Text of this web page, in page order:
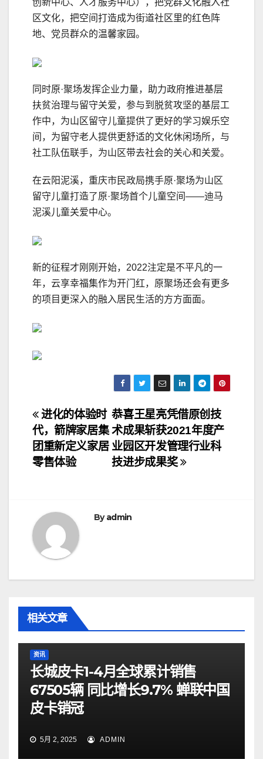
创新中心、人才服务中心），把党群文化融入社
区文化，把空间打造成为街道社区里的红色阵
地、党员群众的温馨家园。
同时原·聚场发挥企业力量，助力政府推进基层
扶贫治理与留守关爱，参与到脱贫攻坚的基层工
作中，为山区留守儿童提供了更好的学习娱乐空
间，为留守老人提供更舒适的文化休闲场所，与
社工队伍联手，为山区带去社会的关心和关爱。
在云阳泥溪，重庆市民政局携手原·聚场为山区
留守儿童打造了原·聚场首个儿童空间——迪马
泥溪儿童关爱中心。
新的征程才刚刚开始，2022注定是不平凡的一
年，云享幸福集作为开门红，原聚场还会有更多
的项目更深入的融入居民生活的方方面面。
文
章
导
恭喜王星亮凭借原创技
术成果斩获2021年度产
业园区开发管理行业科
技进步成果奖
进化的体验时
代，箭牌家居集
团重新定义家居
零售体验
Byadmin
相关文章
资讯
长城皮卡1-4月全球累计销售
67505辆 同比增长9.7% 蝉联中国
皮卡销冠
5月 2, 2025 ADMIN